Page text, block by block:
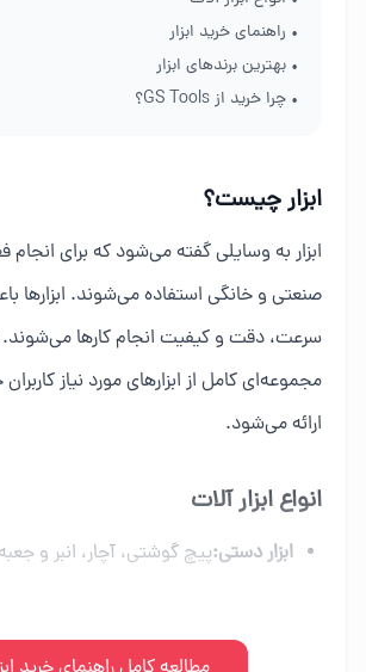
• راهنمای خرید ابزار
• بهترین برندهای ابزار
• چرا خرید از GS Tools؟
ابزار چیست؟
ابزار به وسایلی گفته می‌شود که برای انجام
صنعتی و خانگی استفاده می‌شوند. ابزارها
سرعت، دقت و کیفیت انجام کارها
مجموعه‌ای کامل از ابزارهای مورد نیاز
ارائه می‌شود.
انواع ابزار آلات
ابزار دستی:پیچ گوشتی، آچار، انبر و